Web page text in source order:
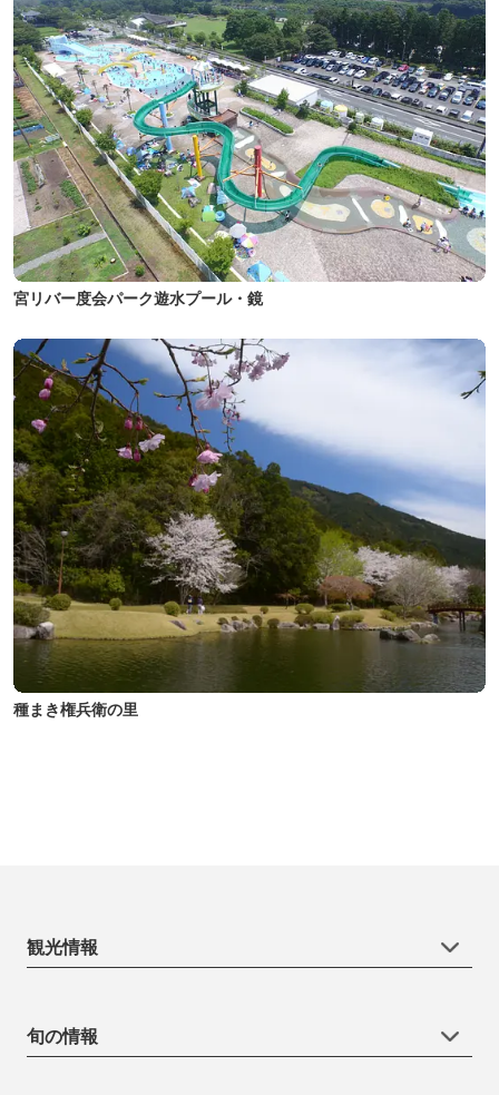
宮リバー度会パーク遊水プール・鏡
種まき権兵衛の里
観光情報
旬の情報